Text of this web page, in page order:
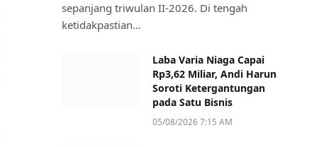
sepanjang triwulan II-2026. Di tengah
ketidakpastian…
Laba Varia Niaga Capai
Rp3,62 Miliar, Andi Harun
Soroti Ketergantungan
pada Satu Bisnis
05/08/2026 7:15 AM